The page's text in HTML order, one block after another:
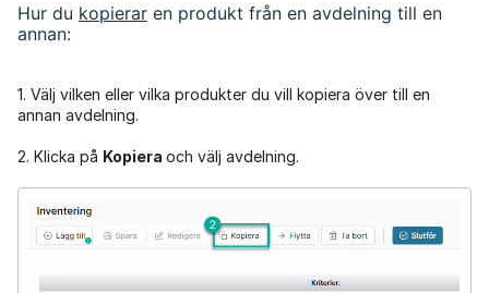
Hur du kopierar en produkt från en avdelning till en
annan:
1. Välj vilken eller vilka produkter du vill kopiera över till en
annan avdelning.
2. Klicka på Kopiera och välj avdelning.